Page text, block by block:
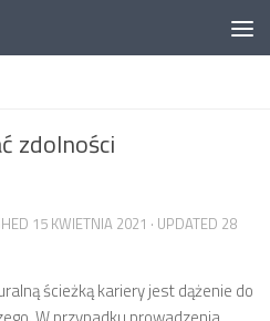
zdolności
15 KWIETNIA 2021 · UPDATED 28
ścieżką kariery jest dążenie do